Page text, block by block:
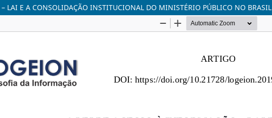
LAI E A CONSOLIDAÇÃO INSTITUCIONAL DO MINISTÉRIO PÚBLICO NO BRASIL